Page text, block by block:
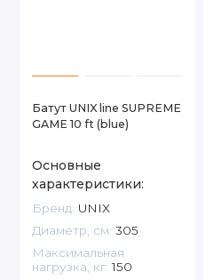
Батут UNIX line SUPREME
GAME 10 ft (blue)
Основные
характеристики:
Бренд: UNIX
Диаметр, см: 305
Максимальная
нагрузка, кг: 150